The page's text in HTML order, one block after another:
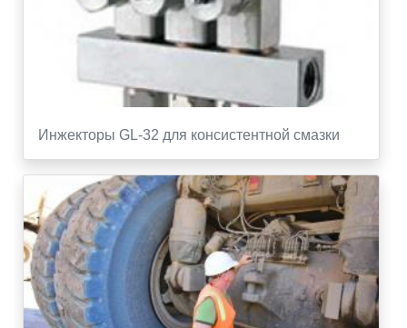
Инжекторы GL-32 для консистентной смазки